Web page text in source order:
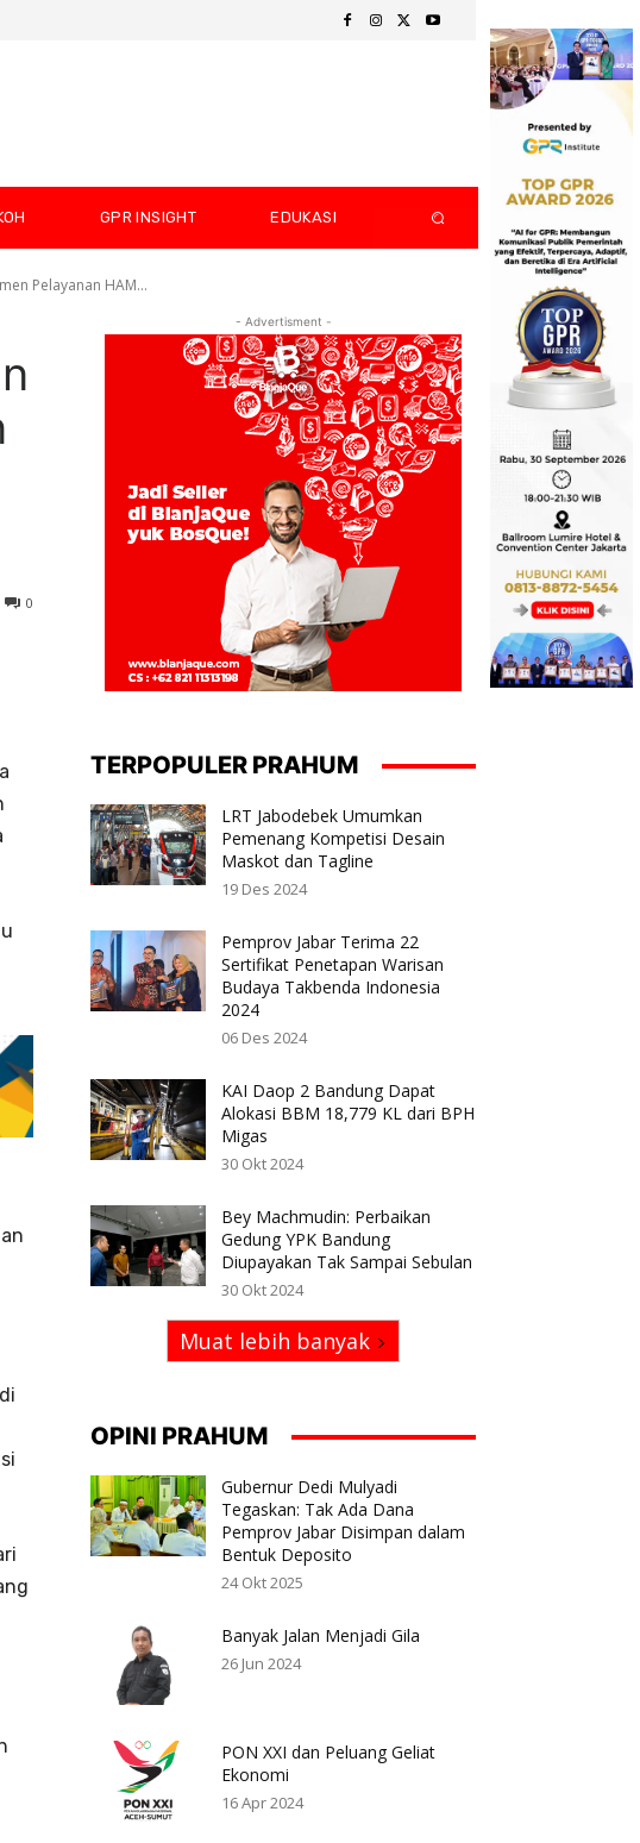
GPR INSIGHT EDUKASI
Pelayanan HAM...
0
- Advertisment -
TERPOPULER PRAHUM
LRT Jabodebek Umumkan
Pemenang Kompetisi Desain
Maskot dan Tagline
19 Des 2024
Pemprov Jabar Terima 22
Sertifikat Penetapan Warisan
Budaya Takbenda Indonesia
2024
06 Des 2024
KAI Daop 2 Bandung Dapat
Alokasi BBM 18,779 KL dari BPH
Migas
30 Okt 2024
Bey Machmudin: Perbaikan
Gedung YPK Bandung
Diupayakan Tak Sampai Sebulan
30 Okt 2024
Muat lebih banyak
OPINI PRAHUM
Gubernur Dedi Mulyadi
Tegaskan: Tak Ada Dana
Pemprov Jabar Disimpan dalam
Bentuk Deposito
24 Okt 2025
Banyak Jalan Menjadi Gila
26 Jun 2024
PON XXI dan Peluang Geliat
Ekonomi
16 Apr 2024